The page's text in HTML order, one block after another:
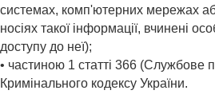
системах, комп'ютерних мережах
носіях такої інформації, вчинені
доступу до неї);
• частиною 1 статті 366 (Службове
Кримінального кодексу України.